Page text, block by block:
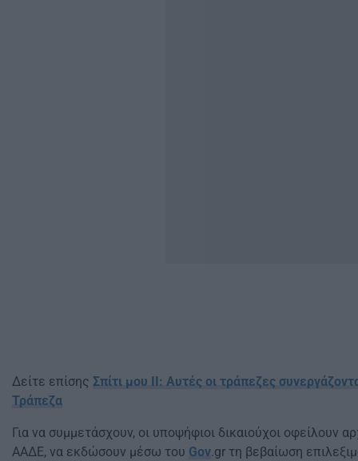
Δείτε επίσης Σπίτι μου ΙΙ: Αυτές οι τράπεζες
Τράπεζα
Για να συμμετάσχουν, οι υποψήφιοι δικαιούχοι οφείλουν
ΑΑΔΕ, να εκδώσουν μέσω του Gov.gr τη βεβαίωση